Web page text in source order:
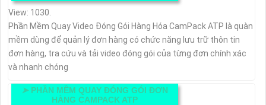
View: 1030.
Phần Mềm Quay Video Đóng Gói Hàng Hóa CamPack ATP là quàn
mềm dùng để quản lý đơn hàng có chức năng lưu trữ thôn tin
đơn hàng, tra cứu và tải video đóng gói của từng đơn chính xác
và nhanh chóng
➤ PHẦN MỀM QUAY ĐÓNG GÓI ĐƠN
HÀNG CAMPACK ATP